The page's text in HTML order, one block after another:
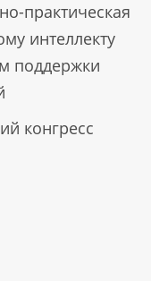
практическая
интеллекту
поддержки
конгресс